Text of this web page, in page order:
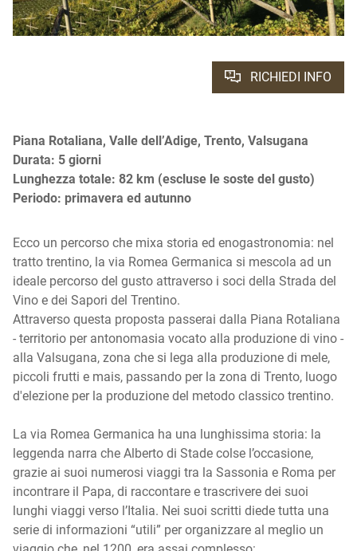
RICHIEDI INFO
Piana Rotaliana, Valle dell’Adige, Trento, Valsugana
Durata: 5 giorni
Lunghezza totale: 82 km (escluse le soste del gusto)
Periodo: primavera ed autunno
Ecco un percorso che mixa storia ed enogastronomia: nel
tratto trentino, la via Romea Germanica si mescola ad un
ideale percorso del gusto attraverso i soci della Strada del
Vino e dei Sapori del Trentino.
Attraverso questa proposta passerai dalla Piana Rotaliana
- territorio per antonomasia vocato alla produzione di vino -
alla Valsugana, zona che si lega alla produzione di mele,
piccoli frutti e mais, passando per la zona di Trento, luogo
d'elezione per la produzione del metodo classico trentino.
La via Romea Germanica ha una lunghissima storia: la
leggenda narra che Alberto di Stade colse l’occasione,
grazie ai suoi numerosi viaggi tra la Sassonia e Roma per
incontrare il Papa, di raccontare e trascrivere dei suoi
lunghi viaggi verso l’Italia. Nei suoi scritti diede tutta una
serie di informazioni “utili” per organizzare al meglio un